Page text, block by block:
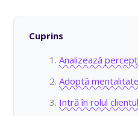
Cuprins
Analizează
Adoptă
Intră în rolul